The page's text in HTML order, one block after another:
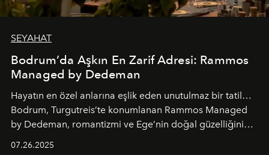
SEYAHAT
Bodrum’da Aşkın En Zarif Adresi: Rammos
Managed by Dedeman
Hayatın en özel anlarına eşlik eden unutulmaz bir tatil…
Bodrum, Turgutreis’te konumlanan Rammos Managed
by Dedeman, romantizmi ve Ege’nin doğal güzelliğini
07.26.2025